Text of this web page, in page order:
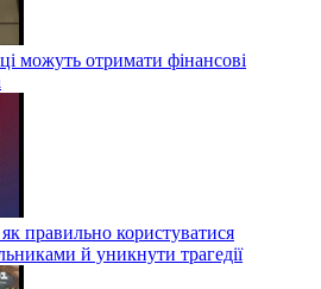
можуть отримати фінансові
правильно користуватися
й уникнути трагедії